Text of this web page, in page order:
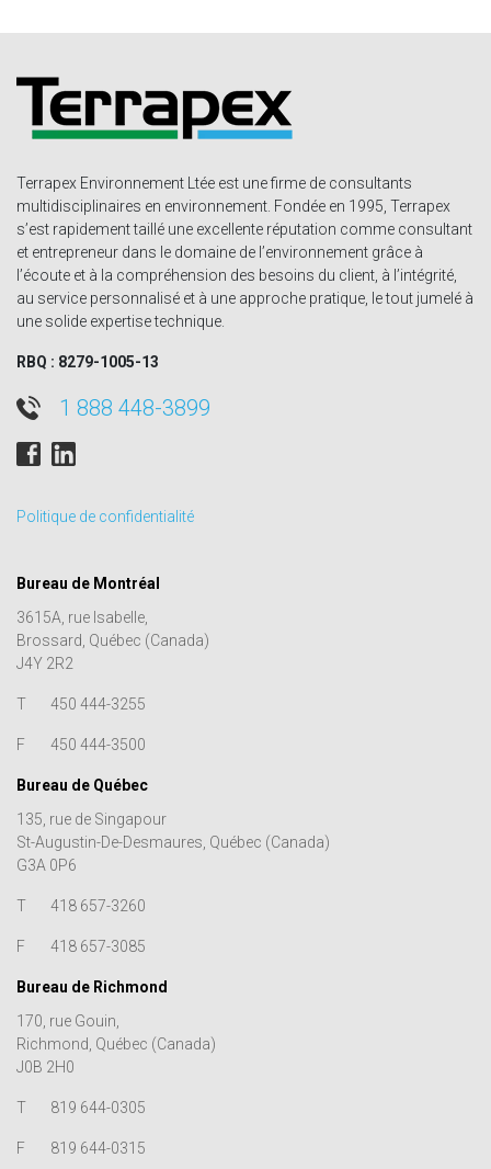
Terrapex Environnement Ltée est une firme de consultants
multidisciplinaires en environnement. Fondée en 1995, Terrapex
s’est rapidement taillé une excellente réputation comme consultant
et entrepreneur dans le domaine de l’environnement grâce à
l’écoute et à la compréhension des besoins du client, à l’intégrité,
au service personnalisé et à une approche pratique, le tout jumelé à
une solide expertise technique.
RBQ : 8279-1005-13
1 888 448-3899
Politique de confidentialité
Bureau de Montréal
3615A, rue Isabelle,
Brossard, Québec (Canada)
J4Y 2R2
T 450 444-3255
F 450 444-3500
Bureau de Québec
135, rue de Singapour
St-Augustin-De-Desmaures, Québec (Canada)
G3A 0P6
T 418 657-3260
F 418 657-3085
Bureau de Richmond
170, rue Gouin,
Richmond, Québec (Canada)
J0B 2H0
T 819 644-0305
F 819 644-0315